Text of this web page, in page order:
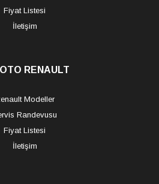
Fiyat Listesi
İletişim
RENAULT
Modeller
Randevusu
Fiyat Listesi
İletişim